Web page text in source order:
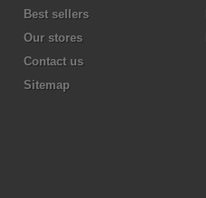
Best sellers
Our stores
Contact us
Sitemap